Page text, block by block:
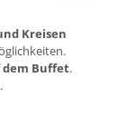
Kreisen
dem Buffet.